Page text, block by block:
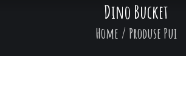
Dino Bucket
Home / Produse Pui